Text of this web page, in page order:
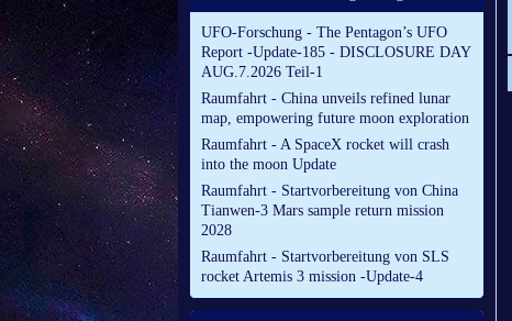
UFO-Forschung - The Pentagon’s UFO
Report -Update-185 - DISCLOSURE DAY
AUG.7.2026 Teil-1
Raumfahrt - China unveils refined lunar
map, empowering future moon exploration
Raumfahrt - A SpaceX rocket will crash
into the moon Update
Raumfahrt - Startvorbereitung von China
Tianwen-3 Mars sample return mission
2028
Raumfahrt - Startvorbereitung von SLS
rocket Artemis 3 mission -Update-4